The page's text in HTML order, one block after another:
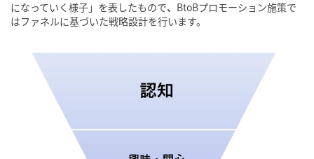
になっていく様子」を表したもので、 BtoBプロモーション施策で
はファネルに基づいた戦略設計を行います。